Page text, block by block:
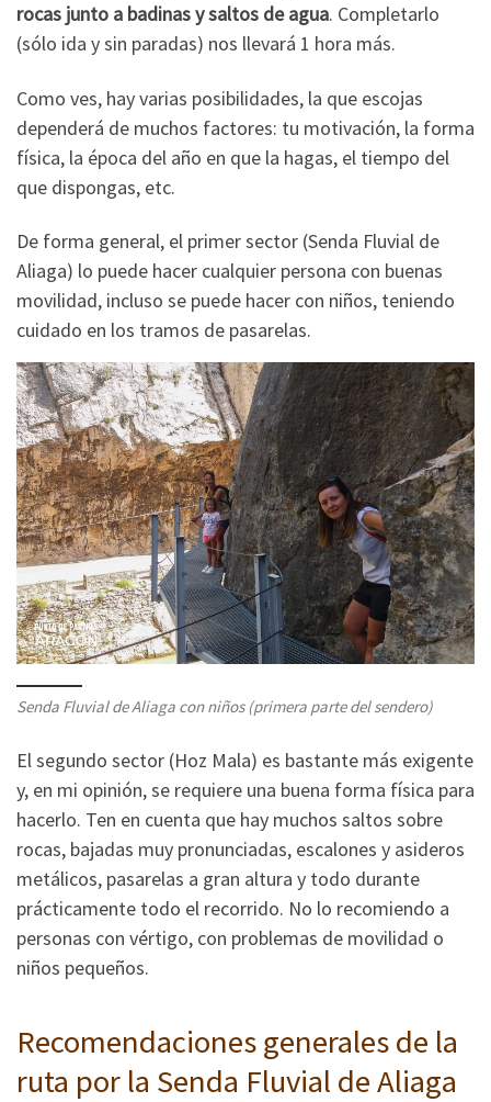
rocas junto a badinas y saltos de agua. Completarlo
(sólo ida y sin paradas) nos llevará 1 hora más.
Como ves, hay varias posibilidades, la que escojas
dependerá de muchos factores: tu motivación, la forma
física, la época del año en que la hagas, el tiempo del
que dispongas, etc.
De forma general, el primer sector (Senda Fluvial de
Aliaga) lo puede hacer cualquier persona con buenas
movilidad, incluso se puede hacer con niños, teniendo
cuidado en los tramos de pasarelas.
Senda Fluvial de Aliaga con niños (primera parte del sendero)
El segundo sector (Hoz Mala) es bastante más exigente
y, en mi opinión, se requiere una buena forma física para
hacerlo. Ten en cuenta que hay muchos saltos sobre
rocas, bajadas muy pronunciadas, escalones y asideros
metálicos, pasarelas a gran altura y todo durante
prácticamente todo el recorrido. No lo recomiendo a
personas con vértigo, con problemas de movilidad o
niños pequeños.
Recomendaciones generales de la
ruta por la Senda Fluvial de Aliaga